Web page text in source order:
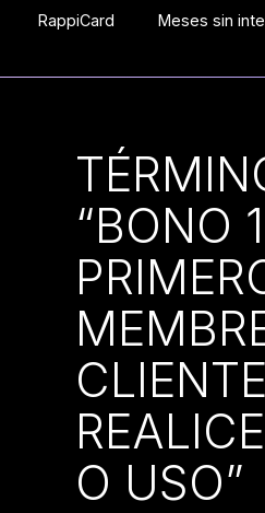
RappiCard Meses sin
“BONO
O USO”